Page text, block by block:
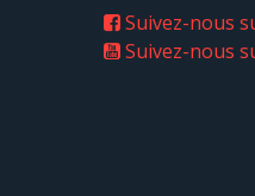
Suivez-nous
Suivez-nous